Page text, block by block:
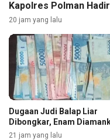
Kapolres Polman
20 jam yang lalu
Dugaan Judi Balap Liar
Dibongkar, Enam
21 jam yang lalu